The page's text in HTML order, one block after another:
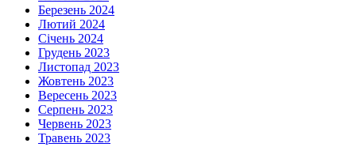
Березень 2024
Лютий 2024
Січень 2024
Грудень 2023
Листопад 2023
Жовтень 2023
Вересень 2023
Серпень 2023
Червень 2023
Травень 2023